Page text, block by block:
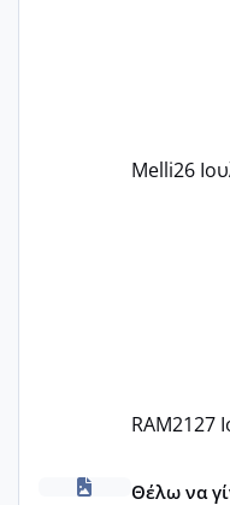
Εγώ πήγα
Melli26
RAM2127
κέντρα εξωσωματικής
Θέλω να